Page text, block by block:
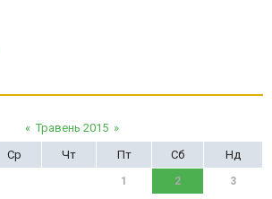
« Травень 2015 »
Ср Чт Пт Сб Нд
1 2 3